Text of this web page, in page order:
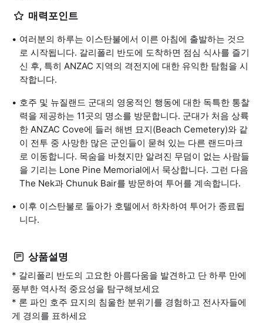
매력포인트
여러분의 하루는 이스탄불에서 이른 아침에 출발하는 것으
로 시작됩니다. 갈리폴리 반도에 도착하면 점심 식사를 즐기
신 후, 특히 ANZAC 지역의 격전지에 대한 유익한 탐험을 시
작합니다.
호주 및 뉴질랜드 군대의 영웅적인 행동에 대한 독특한 통찰
력을 제공하는 11곳의 명소를 방문합니다. 군대가 처음 상륙
한 ANZAC Cove에 들러 해변 묘지(Beach Cemetery)와 같
이 전투 중 사망한 많은 군인들이 묻혀 있는 다른 랜드마크
로 이동합니다. 목숨을 바쳤지만 알려진 무덤이 없는 사람들
을 기리는 Lone Pine Memorial에서 묵상합니다. 그런 다음
The Nek과 Chunuk Bair를 방문하여 투어를 계속합니다.
이후 이스탄불로 돌아가 호텔에서 하차하여 투어가 종료됩
니다.
상품설명
* 갈리폴리 반도의 고요한 아름다움을 발견하고 단 하루 만에
풍부한 역사적 중요성을 탐구해보세요
* 론 파인 호주 묘지의 침울한 분위기를 경험하고 전사자들에
게 경의를 표하세요